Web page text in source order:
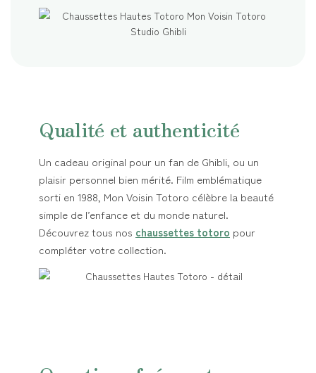
Qualité et authenticité
Un cadeau original pour un fan de Ghibli, ou un
plaisir personnel bien mérité. Film emblématique
sorti en 1988, Mon Voisin Totoro célèbre la beauté
simple de l’enfance et du monde naturel.
Découvrez tous nos chaussettes totoro pour
compléter votre collection.